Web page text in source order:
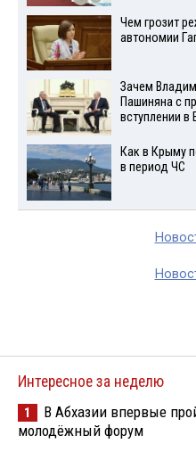
Чем грозит
автономии
Зачем
Пашиняна с
вступлении в
Как в Крыму
в период ЧС
Интересное за неделю
1
В Абхазии впервые
молодёжный форум